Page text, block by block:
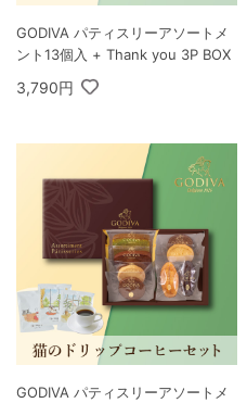
GODIVA パティスリーアソートメ
ント13個入 + Thank you 3P BOX
3,790円
GODIVA パティスリーアソートメ